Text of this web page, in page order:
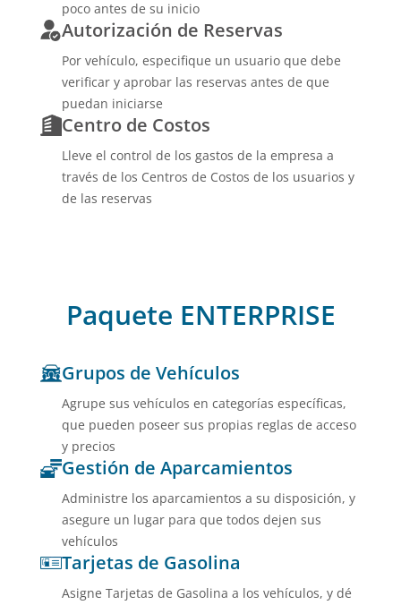
poco antes de su inicio
Autorización de Reservas
Por vehículo, especifique un usuario que debe
verificar y aprobar las reservas antes de que
puedan iniciarse
Centro de Costos
Lleve el control de los gastos de la empresa a
través de los Centros de Costos de los usuarios y
de las reservas
Paquete ENTERPRISE
Grupos de Vehículos
Agrupe sus vehículos en categorías específicas,
que pueden poseer sus propias reglas de acceso
y precios
Gestión de Aparcamientos
Administre los aparcamientos a su disposición, y
asegure un lugar para que todos dejen sus
vehículos
Tarjetas de Gasolina
Asigne Tarjetas de Gasolina a los vehículos, y dé